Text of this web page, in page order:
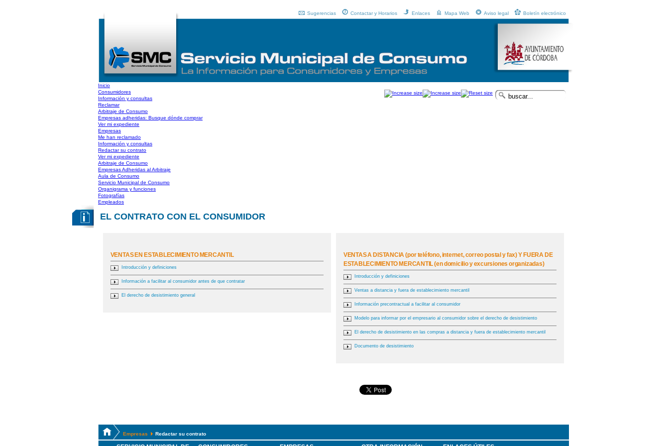
Boletín electrónico
Aviso legal
Mapa Web
Enlaces
Contactar y Horarios
Sugerencias
Inicio
Consumidores
Información y consultas
Reclamar
Arbitraje de Consumo
Empresas adheridas: Busque dónde comprar
Ver mi expediente
Empresas
Me han reclamado
Información y consultas
Redactar su contrato
Ver mi expediente
Arbitraje de Consumo
Empresas Adheridas al Arbitraje
Aula de Consumo
Servicio Municipal de Consumo
Organigrama y funciones
Fotografías
Empleados
EL CONTRATO CON EL CONSUMIDOR
VENTAS EN ESTABLECIMIENTO MERCANTIL
Introducción y definiciones
Información a facilitar al consumidor antes de que contratar
El derecho de desistimiento general
VENTAS A DISTANCIA (por teléfono, internet, correo postal y fax) Y FUERA DE
ESTABLECIMIENTO MERCANTIL (en domicilio y excursiones organizadas)
Introducción y definiciones
Ventas a distancia y fuera de establecimiento mercantil
Información precontractual a facilitar al consumidor
Modelo para informar por el empresario al consumidor sobre el derecho de desistimiento
El derecho de desistimiento en las compras a distancia y fuera de establecimiento mercantil
Documento de desistimiento
Empresas Redactar su contrato